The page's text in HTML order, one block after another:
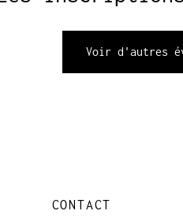
Voir d'autres
CONTACT